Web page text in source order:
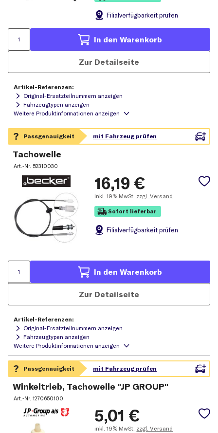
Filialverfügbarkeit prüfen
In den Warenkorb
Zur Detailseite
Artikel-Referenzen:
Original-Ersatzteilnummern anzeigen
Fahrzeugtypen anzeigen
Tachowelle
Art.-Nr. 52310030
16,19 €
inkl. 19% MwSt. zzgl. Versand
Sofort lieferbar
Filialverfügbarkeit prüfen
In den Warenkorb
Zur Detailseite
Artikel-Referenzen:
Original-Ersatzteilnummern anzeigen
Fahrzeugtypen anzeigen
Winkeltrieb, Tachowelle "JP GROUP"
Art.-Nr.1270650100
5,01 €
inkl. 19% MwSt. zzgl. Versand